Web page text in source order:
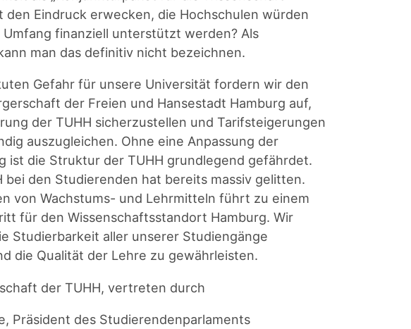
den Eindruck erwecken, die Hochschulen würden
finanziell unterstützt werden? Als
man das definitiv nicht bezeichnen.
Gefahr für unsere Universität fordern wir den
der Freien und Hansestadt Hamburg auf,
der TUHH sicherzustellen und Tarifsteigerungen
auszugleichen. Ohne eine Anpassung der
ist die Struktur der TUHH grundlegend gefährdet.
bei den Studierenden hat bereits massiv gelitten.
von Wachstums- und Lehrmitteln führt zu einem
für den Wissenschaftsstandort Hamburg. Wir
Studierbarkeit aller unserer Studiengänge
die Qualität der Lehre zu gewährleisten.
der TUHH, vertreten durch
Präsident des Studierendenparlaments